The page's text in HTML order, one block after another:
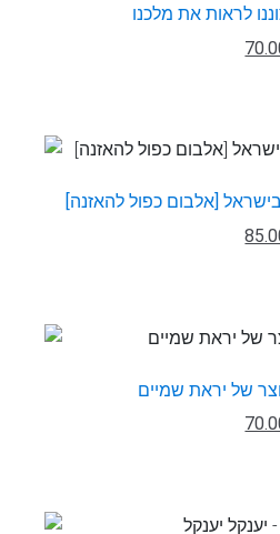
לראות את מלכנו
[אלבום כפול להאזנה]
של יראת שמיים